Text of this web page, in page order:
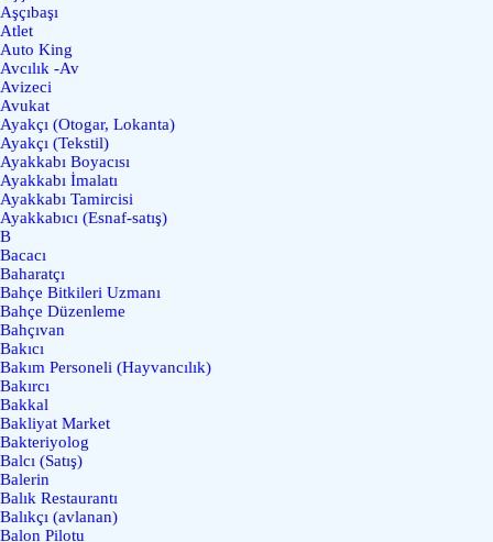
Aşçıbaşı
Atlet
Auto King
Avcılık -Av
Avizeci
Avukat
Ayakçı (Otogar, Lokanta)
Ayakçı (Tekstil)
Ayakkabı Boyacısı
Ayakkabı İmalatı
Ayakkabı Tamircisi
Ayakkabıcı (Esnaf-satış)
B
Bacacı
Baharatçı
Bahçe Bitkileri Uzmanı
Bahçe Düzenleme
Bahçıvan
Bakıcı
Bakım Personeli (Hayvancılık)
Bakırcı
Bakkal
Bakliyat Market
Bakteriyolog
Balcı (Satış)
Balerin
Balık Restaurantı
Balıkçı (avlanan)
Balon Pilotu